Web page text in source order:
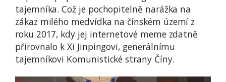
tajemníka. Což je pochopitelně narážka na
zákaz milého medvídka na čínském území z
roku 2017, kdy jej internetové meme zdatně
přirovnalo k Xi Jinpingovi, generálnímu
tajemníkovi Komunistické strany Číny.